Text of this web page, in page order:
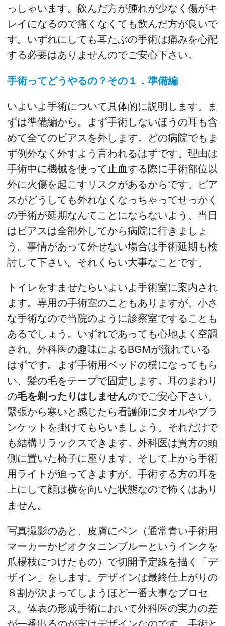
っしゃいます。飲んだ方が腫れが少なく傷がキ
レイになるので痛くなくても飲んだ方が良いで
す。いずれにしても耳たぶの手術は痛みを心配
する必要はありませんのでご安心下さい。
手術ってどうやるの？その１．準備編
いよいよ手術について具体的に説明します。ま
ずは準備編から。まず手術しないほうの耳も含
めて全てのピアスを外します。どの病院でもま
ず例外なく外すよう言われるはずです。理由は
手術中に機械を使って止血する際に手術部位以
外に火傷を起こすリスクがあるからです。ピア
スがどうしても外れなくなっちゃってせっかく
の手術が延期なんてことにならないよう、当日
はピアスは全部外してから病院に行きましょ
う。事情があって外せない場合は手術延期も検
討して下さい。それくらい大事なことです。
トイレをすませたらいよいよ手術室に案内され
ます。専用の手術室のこともありますが、小さ
な手術なので当院のように診察室ですることも
あるでしょう。いずれであっても心地よく空調
され、外科医の趣味によるBGMが流れている
はずです。まず手術用ベッドの横になってもら
い、髪の毛をテープで固定します。耳のまわり
の毛を剃ったりはしませんのでご安心下さい。
緊張から寒いと感じたら看護師にタオルやブラ
ンケットを掛けてもらいましょう。それだけで
も結構リラックスできます。外科医は貴方の頭
側に置いた椅子に座ります。そして上から手術
用ライトが迫ってきますが、手術する方の耳を
上にして顔は横を向いた状態なので怖くはあり
ません。
写真撮影のあと、皮膚にペン（通常青い手術用
マーカーかピオクタニンブルーというインクを
爪楊枝につけたもの）で切開予定線を描く「デ
ザイン」をします。デザインは最終仕上がりの
８割が決まってしまうほど一番大事なプロセ
ス。体表の形成手術において外科医の実力の差